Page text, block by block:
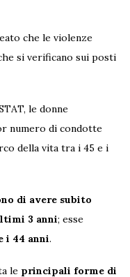
che le violenze
si verificano sui posti
le donne
numero di condotte
della vita tra i 45 e i
di avere subito
3 anni; esse
i 44 anni.
le principali forme di